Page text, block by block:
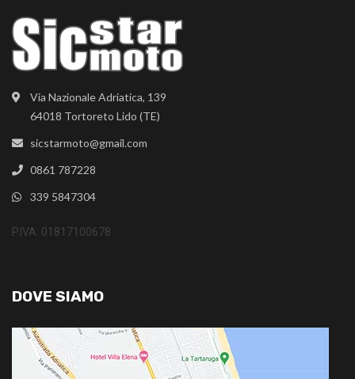
Via Nazionale Adriatica, 139
64018 Tortoreto Lido (TE)
sicstarmoto@gmail.com
0861 787228
339 5847304
P.IVA: 01817100678
DOVE SIAMO